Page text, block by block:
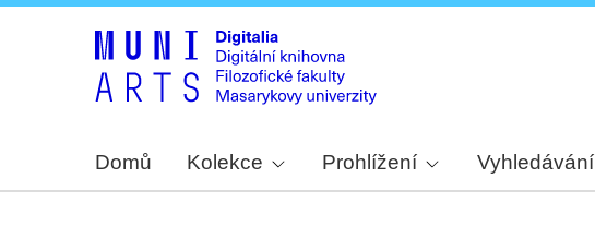
Domů Kolekce Prohlížení Vyhledávání